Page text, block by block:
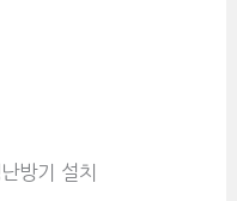
방기 설치